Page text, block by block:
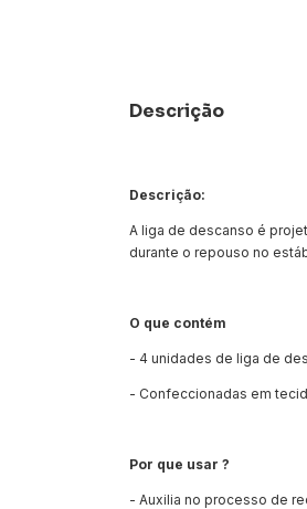
Descrição
Descrição:
A liga de descanso é
durante o repouso no
O que contém
- 4 unidades de liga de
- Confeccionadas em
Por que usar ?
- Auxilia no processo de